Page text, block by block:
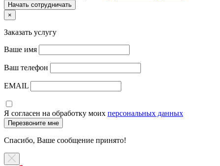
×
Заказать услугу
Ваше имя
Ваш телефон
EMAIL
Я согласен на обработку моих персональных данных
Спасибо, Ваше сообщение принято!